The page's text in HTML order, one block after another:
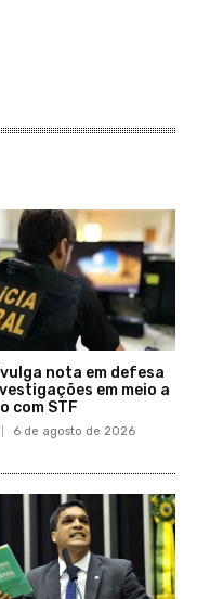
nota em defesa
em meio a
com STF
6 de agosto de 2026